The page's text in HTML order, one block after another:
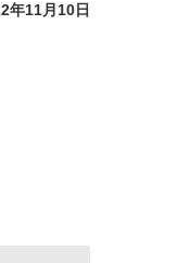
年11月10日